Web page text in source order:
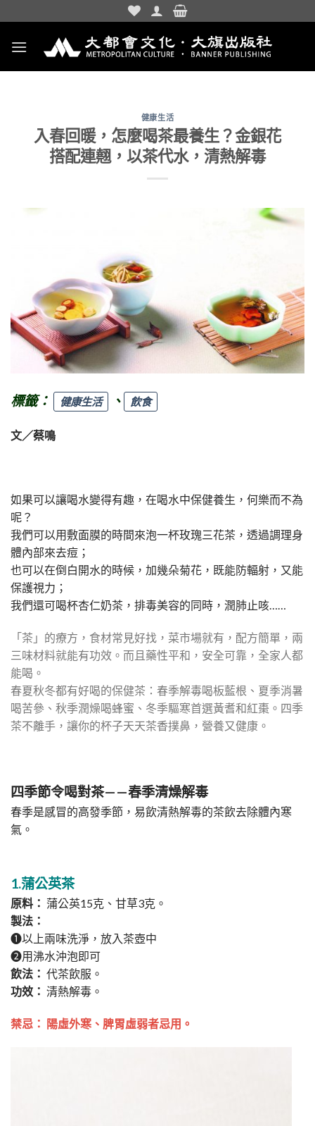
to
content
健康生活
入春回暖，怎麼喝茶最養生？金銀花
搭配連翹，以茶代水，清熱解毒
標籤： 健康生活 、 飲食
文／蔡鳴
如果可以讓喝水變得有趣，在喝水中保健養生，何樂而不為
呢？
我們可以用敷面膜的時間來泡一杯玫瑰三花茶，透過調理身
體內部來去痘；
也可以在倒白開水的時候，加幾朵菊花，既能防輻射，又能
保護視力；
我們還可喝杯杏仁奶茶，排毒美容的同時，潤肺止咳……
「茶」的療方，食材常見好找，菜市場就有，配方簡單，兩
三味材料就能有功效。而且藥性平和，安全可靠，全家人都
能喝。
春夏秋冬都有好喝的保健茶：春季解毒喝板藍根、夏季消暑
喝苦參、秋季潤燥喝蜂蜜、冬季驅寒首選黃耆和紅棗。四季
茶不離手，讓你的杯子天天茶香撲鼻，營養又健康。
四季節令喝對茶——春季清燥解毒
春季是感冒的高發季節，易飲清熱解毒的茶飲去除體內寒
氣。
1.蒲公英茶
原料： 蒲公英15克、甘草3克。
製法：
➊以上兩味洗淨，放入茶壺中
➋用沸水沖泡即可
飲法： 代茶飲服。
功效： 清熱解毒。
禁忌： 陽虛外寒、脾胃虛弱者忌用。